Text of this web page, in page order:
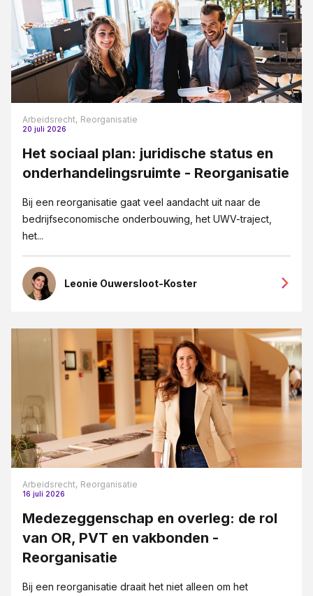
Arbeidsrecht, Reorganisatie
20 juli 2026
Het sociaal plan: juridische status en
onderhandelingsruimte - Reorganisatie
Bij een reorganisatie gaat veel aandacht uit naar de
bedrijfseconomische onderbouwing, het UWV-traject,
het...
Leonie Ouwersloot-Koster
Arbeidsrecht, Reorganisatie
16 juli 2026
Medezeggenschap en overleg: de rol
van OR, PVT en vakbonden -
Reorganisatie
Bij een reorganisatie draait het niet alleen om het